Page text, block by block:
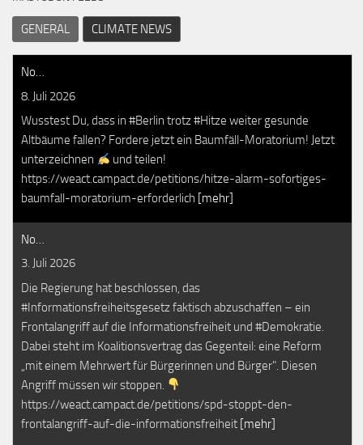
GENERAL CLIMATE NEWS
No…
8. Juli 2026
Wusstest Du, dass in #Berlin trotz #Hitze weiter gesunde
Altbäume fallen? Fordere jetzt ein Baumfäll-Moratorium! Jetzt
unterzeichnen
und teilen!
https://weact.campact.de/petitions/hitze-alarm-sofortiges-
baumfall-moratorium-erforderlich [mehr]
No…
3. Juli 2026
Die Regierung hat beschlossen, das
#Informationsfreiheitsgesetz faktisch abzuschaffen – ein
Frontalangriff auf die Informationsfreiheit und #Demokratie.
Dabei steht im Koalitionsvertrag das Gegenteil: eine Reform
„mit einem Mehrwert für Bürgerinnen und Bürger". Diesen
Angriff müssen wir stoppen.
https://weact.campact.de/petitions/spd-stoppt-den-
frontalangriff-auf-die-informationsfreiheit [mehr]